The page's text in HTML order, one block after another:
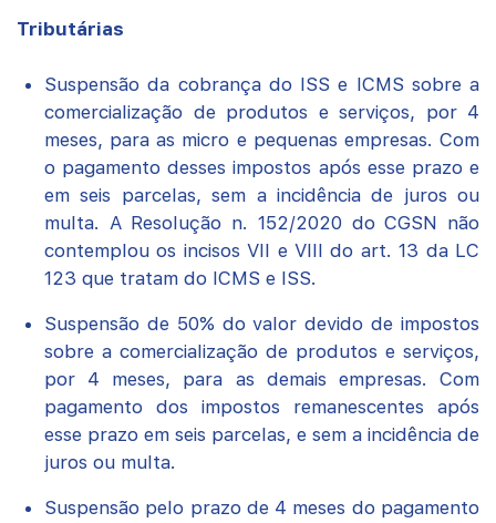
Tributárias
Suspensão da cobrança do ISS e ICMS sobre a
comercialização de produtos e serviços, por 4
meses, para as micro e pequenas empresas. Com
o pagamento desses impostos após esse prazo e
em seis parcelas, sem a incidência de juros ou
multa. A Resolução n. 152/2020 do CGSN não
contemplou os incisos VII e VIII do art. 13 da LC
123 que tratam do ICMS e ISS.
Suspensão de 50% do valor devido de impostos
sobre a comercialização de produtos e serviços,
por 4 meses, para as demais empresas. Com
pagamento dos impostos remanescentes após
esse prazo em seis parcelas, e sem a incidência de
juros ou multa.
Suspensão pelo prazo de 4 meses do pagamento